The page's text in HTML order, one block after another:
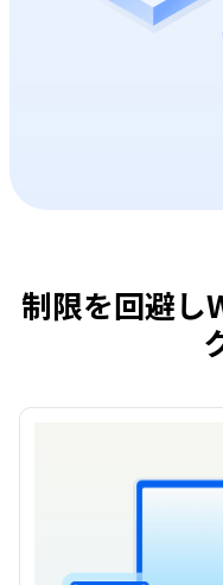
制限を回避